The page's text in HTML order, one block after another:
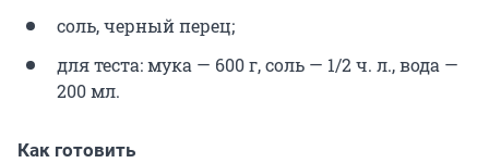
соль, черный перец;
для теста: мука — 600 г, соль — 1/2 ч. л., вода —
200 мл.
Как готовить